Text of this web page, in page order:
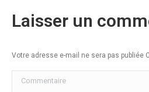
Laisser un
Votre adresse e-mail ne sera pas publiée
Commentaire